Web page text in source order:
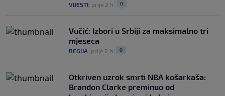
VIJESTI prije 2 h 0
Vučić: Izbori u Srbiji za maksimalno tri
mjeseca
REGIJA prije 2 h 0
Otkriven uzrok smrti NBA košarkaša:
Brandon Clarke preminuo od